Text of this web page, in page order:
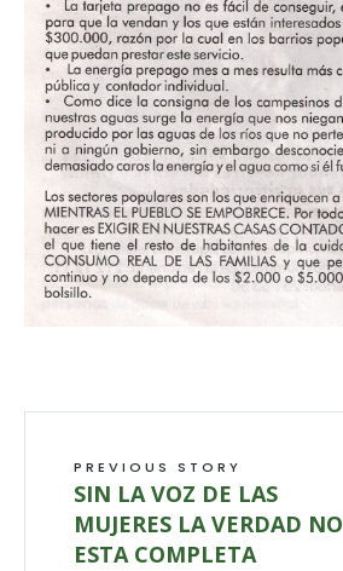
PREVIOUS STORY
SIN LA VOZ DE LAS
MUJERES LA VERDAD NO
ESTA COMPLETA